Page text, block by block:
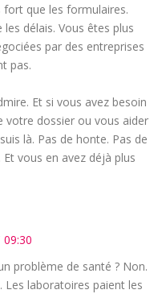
fort que les formulaires.
délais. Vous êtes plus
par des entreprises
pas.
Et si vous avez besoin
votre dossier ou vous aider
là. Pas de honte. Pas de
vous en avez déjà plus
problème de santé ? Non.
Les laboratoires paient les